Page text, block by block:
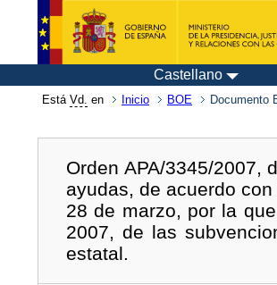
Castellano
Está Vd. en Inicio BOE Documento
Orden APA/3345/2007,
ayudas, de acuerdo
28 de marzo, por la
2007, de las
estatal.